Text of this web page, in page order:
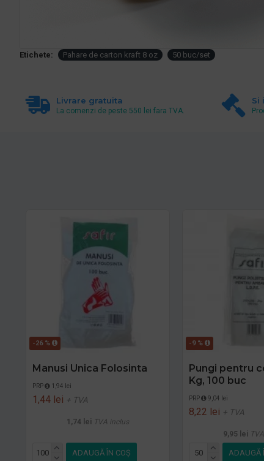
Etichete: Pahare de carton kraft 8 oz 50 buc/set
Livrare gratuita
La comenzi de peste 550 lei fara TVA.
Si
-26 %
Manusi Unica Folosinta
PRP 1,94 lei
1,44 lei + TVA
1,74 lei TVA inclus
ADAUGĂ ÎN COŞ
-9 %
Pungi pentru
Kg, 100 buc
PRP 9,04 lei
8,22 lei + TVA
9,95 lei
ADAUGĂ